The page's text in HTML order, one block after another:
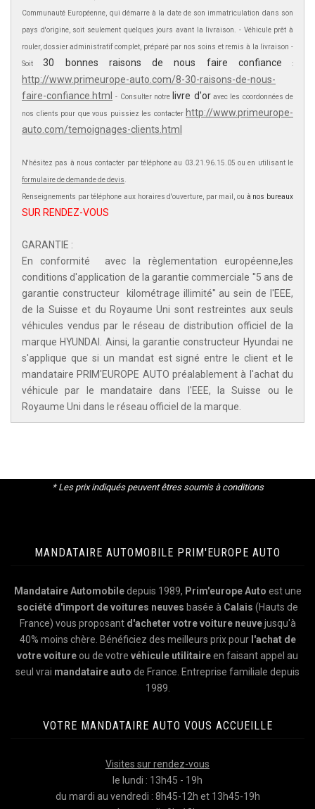
Communauté Européenne, qui démarre à la date de son immatriculation dans son
pays d'origine, soit seulement quelques jours avant la livraison. - Véhicule prêt à
rouler, dossier administratif complet, préparé par nos soins et remis à la livraison -
Soit30 bonnes raisons de nous faire confiance :
http://www.primeurope-auto.com/8-30-raisons-de-nous-
faire-confiance.html
- Consulter notre livre d'oravec les coordonnées de
nos clients pour que vous puissiez les contacter http://www.primeurope-
auto.com/temoignages-clients.html
N'hésitez pas à nous contacter par téléphone au 03.21.96.15.05 ou en utilisant le
formulaire de demande de devis
Renseignements par téléphone aux horaires d'ouverture, par mail, ou à nos bureaux
SUR RENDEZ-VOUS
GARANTIE :
En conformité avec la règlementation européenne,les
conditions d'application de la garantie commerciale ''5 ans de
garantie constructeur kilométrage illimité'' au sein de l'EEE,
de la Suisse et du Royaume Uni sont restreintes aux seuls
véhicules vendus par le réseau de distribution officiel de la
marque HYUNDAI. Ainsi, la garantie constructeur Hyundai ne
s'applique que si un mandat est signé entre le client et le
mandataire PRIM'EUROPE AUTO préalablement à l'achat du
véhicule par le mandataire dans l'EEE, la Suisse ou le
Royaume Uni dans le réseau officiel de la marque.
* Les prix indiqués peuvent êtres soumis à conditions
MANDATAIRE AUTOMOBILE PRIM'EUROPE AUTO
Mandataire Automobiledepuis 1989, Prim'europe Auto est une
société d'import de voitures neuves basée à Calais (Hauts de
France) vous proposant d'acheter votre voiture neuvejusqu'à
40% moins chère. Bénéficiez des meilleurs prix pour l'achat de
votre voitureou de votre véhicule utilitaireen faisant appel au
seul vrai mandataire auto de France. Entreprise familiale depuis
1989.
VOTRE MANDATAIRE AUTO VOUS ACCUEILLE
Visites sur rendez-vous
le lundi : 13h45 - 19h
du mardi au vendredi : 8h45-12h et 13h45-19h